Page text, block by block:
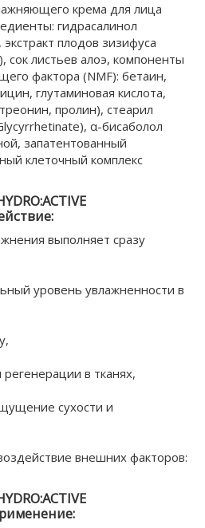
крема для лица
гидрасалинол
плодов зизифуса
сок листьев алоэ, компоненты
фактора (NMF): бетаин,
глутаминовая кислота,
пролин), стеарил
α-бисаболол
запатентованный
клеточный комплекс
выполняет сразу
уровень увлажненности в
в тканях,
сухости и
внешних факторов: